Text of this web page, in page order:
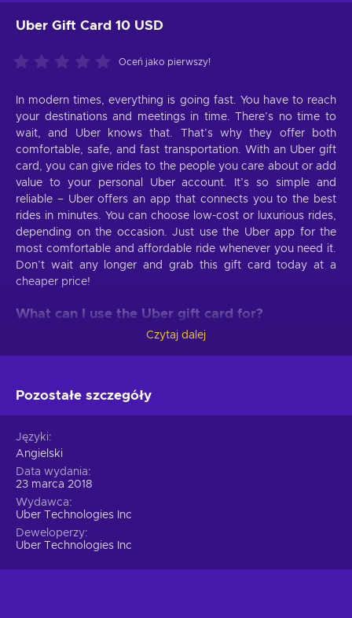
Uber Gift Card 10 USD
Oceń jako pierwszy!
In modern times, everything is going fast. You have to reach
your destinations and meetings in time. There’s no time to
wait, and Uber knows that. That’s why they offer both
comfortable, safe, and fast transportation. With an Uber gift
card, you can give rides to the people you care about or add
value to your personal Uber account. It’s so simple and
reliable – Uber offers an app that connects you to the best
rides in minutes. You can choose low-cost or luxurious rides,
depending on the occasion. Just use the Uber app for the
most comfortable and affordable ride whenever you need it.
Don’t wait any longer and grab this gift card today at a
cheaper price!
What can I use the Uber gift card for?
Take a look at these features of Uber that will make your life
better:
Everything connected.
in mind, that Uber is available in 10,000+ cities and 600+
airports;
Uber Eats.
Improving transportation.
improving means of transportation to help those in need;
Various drive options.
Czytaj dalej
Pozostałe szczegóły
Języki
Angielski
Data wydania
23 marca 2018
Wydawca
Uber Technologies Inc
Deweloperzy
Uber Technologies Inc